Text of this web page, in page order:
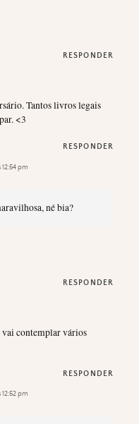
Tantos livros legais
<3
RESPONDER
12:54 pm
né bia?
RESPONDER
vai contemplar vários
RESPONDER
12:52 pm
RESPONDER